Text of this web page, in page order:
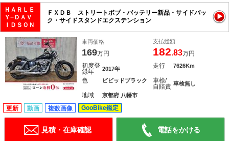
ＨＡＲＬＥ
Ｙ−ＤＡＶ
ＩＤＳＯＮ
ＦＸＤＢ ストリートボブ・バッテリー新品・サイドバッ
ク・サイドスタンドエクステンション
車両価格
169万円
支払総額
182.83万円
初度登
録年
2017年 走行 7626Km
色 ビビッドブラック
車検/
自賠責 車検無し
地域 京都府 八幡市
更新 動画 複数画像 GooBike鑑定
見積・在庫確認 電話をかける